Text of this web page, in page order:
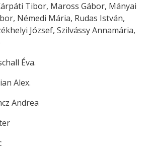
Tibor, Maross Gábor, Mányai
Némedi Mária, Rudas István,
József, Szilvássy Annamária,
Éva.
Alex.
Andrea